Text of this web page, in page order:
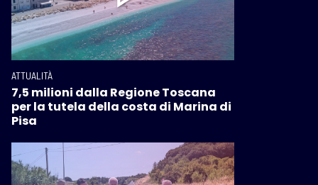
ATTUALITÀ
7,5 milioni dalla Regione Toscana
per la tutela della costa di Marina di
Pisa